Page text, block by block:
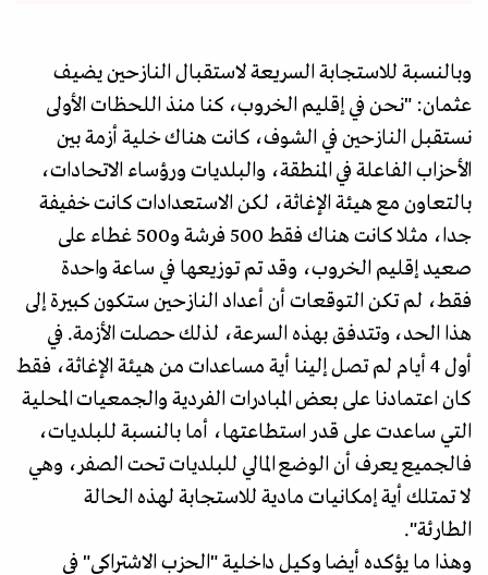
وبالنسبة للاستجابة السريعة لاستقبال النازحين يضيف
عثمان: "نحن في إقليم الخروب، كنا منذ اللحظات الأولى
نستقبل النازحين في الشوف، كانت هناك خلية أزمة بين
الأحزاب الفاعلة في المنطقة، والبلديات ورؤساء الاتحادات،
بالتعاون مع هيئة الإغاثة، لكن الاستعدادات كانت خفيفة
جدا، مثلا كانت هناك فقط 500 فرشة و500 غطاء على
صعيد إقليم الخروب، وقد تم توزيعها في ساعة واحدة
فقط، لم تكن التوقعات أن أعداد النازحين ستكون كبيرة إلى
هذا الحد، وتتدفق بهذه السرعة، لذلك حصلت الأزمة. في
أول 4 أيام لم تصل إلينا أية مساعدات من هيئة الإغاثة، فقط
كان اعتمادنا على بعض المبادرات الفردية والجمعيات المحلية
التي ساعدت على قدر استطاعتها، أما بالنسبة للبلديات،
فالجميع يعرف أن الوضع المالي للبلديات تحت الصفر، وهي
لا تمتلك أية إمكانيات مادية للاستجابة لهذه الحالة
الطارئة".
وهذا ما يؤكده أيضا وكيل داخلية "الحزب الاشتراكي" في